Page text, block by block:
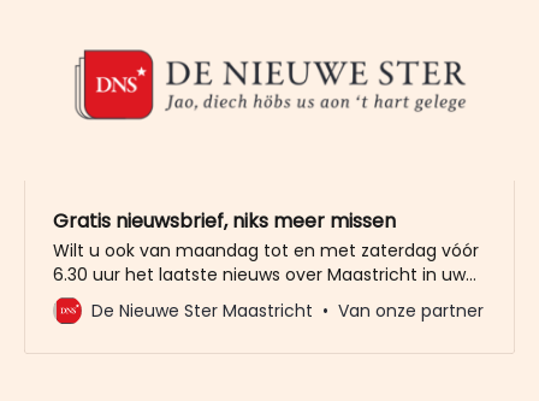
Gratis nieuwsbrief, niks meer missen
Wilt u ook van maandag tot en met zaterdag vóór
6.30 uur het laatste nieuws over Maastricht in uw
mailbox? Meld u dan gratis aan voor de nieuwbrief
van De Nieuwe Ster. Meer dan 20.000 trouwe lezers
De Nieuwe Ster Maastricht Van onze partner